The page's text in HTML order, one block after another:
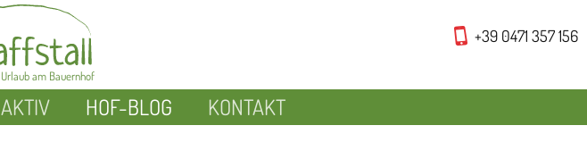
Urlaub am Bauernhof
+39 0471 357 156
AKTIV HOF-BLOG KONTAKT